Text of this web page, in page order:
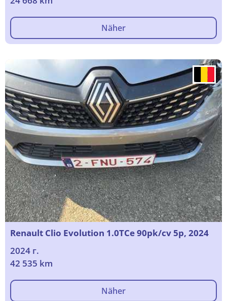
Näher
Renault Clio Evolution 1.0TCe 90pk/cv 5p, 2024
2024 г.
42 535 km
Näher